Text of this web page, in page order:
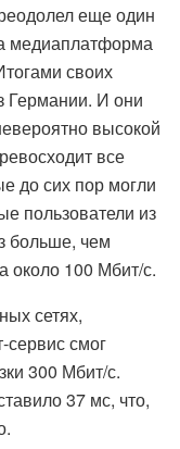
еще один
медиаплатформа
своих
Германии. И они
высокой
все
до сих пор могли
пользователи из
больше, чем
около 100 Мбит/с.
сетях,
сервис смог
300 Мбит/с.
37 мс, что,